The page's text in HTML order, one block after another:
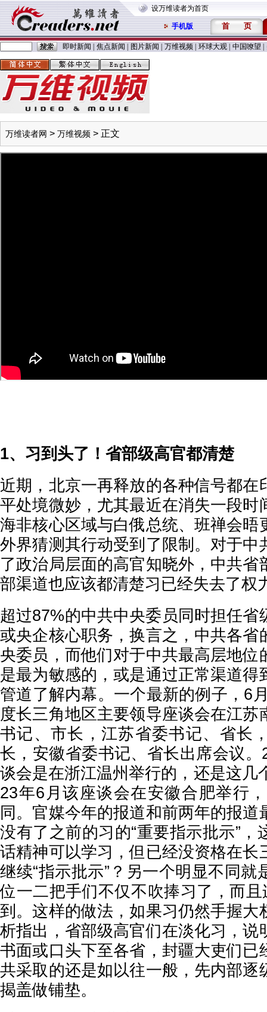
设万维读者为首页
手机版 首 页
即时新闻 焦点新闻 图片新闻 万维视频 环球大观 中国嘹望
万维读者网 > 万维视频 > 正文
1、习到头了！省部级高官都清楚
近期，北京一再释放的各种信号都在
平处境微妙，尤其最近在消失一段时
海非核心区域与白俄总统、班禅会晤
外界猜测其行动受到了限制。对于中
了政治局层面的高官知晓外，中共省
部渠道也应该都清楚习已经失去了权
超过87%的中共中央委员同时担任省
或央企核心职务，换言之，中共各省
央委员，而他们对于中共最高层地位
是最为敏感的，或是通过正常渠道得
管道了解内幕。一个最新的例子，6
度长三角地区主要领导座谈会在江苏
书记、市长，江苏省委书记、省长
长，安徽省委书记、省长出席会议
谈会是在浙江温州举行的，还是这几
23年6月该座谈会在安徽合肥举行
同。官媒今年的报道和前两年的报道
没有了之前的习的“重要指示批示”，
话精神可以学习，但已经没资格在长
继续“指示批示”？另一个明显不同就
位一二把手们不仅不吹捧习了，而且
到。这样的做法，如果习仍然手握大
析指出，省部级高官们在淡化习，说
书面或口头下至各省，封疆大吏们已
共采取的还是如以往一般，先内部逐
揭盖做铺垫。